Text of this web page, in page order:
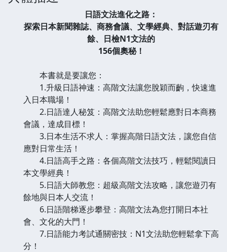
日語文法進化之路：
探索日本新聞雜誌、商務會議、文學經典、對話遊刃有
餘、日檢N1文法的
156個奧秘！
本書就是要讓您：
1.升級日語神速：高階文法讓您脫穎而齣，快速進
入日本職場！
2.日語達人秘笈：高階文法助您輕鬆應對日本商務
會議，達成目標！
3.日本生活不求人：掌握高階日語文法，讓您自信
應對日常生活！
4.日語高手之路：各個高階文法技巧，輕鬆閱讀日
本文學經典！
5.日語大師教您：超級高階文法攻略，讓您遊刃有
餘地與日本人交流！
6.日語階梯逐步攀登：高階文法為您打開日本社
會、文化的大門！
7.日語能力考試通關密技：N1文法助您輕鬆拿下高
分！